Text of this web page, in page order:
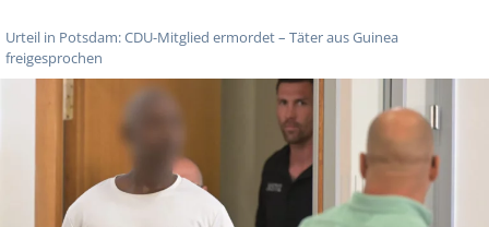
Urteil in Potsdam: CDU-Mitglied ermordet – Täter aus Guinea
freigesprochen